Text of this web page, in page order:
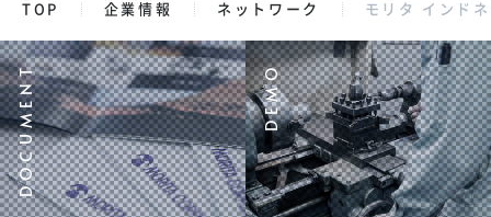
TOP 企業情報 ネットワーク モリタ インド